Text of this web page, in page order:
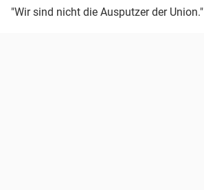
"Wir sind nicht die Ausputzer der Union."